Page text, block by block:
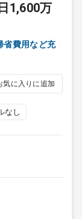
1,600万
省費用など充
気に入りに追加
なし